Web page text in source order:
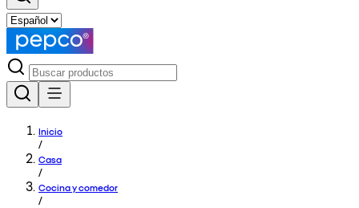
Inicio
/
Casa
/
Cocina y comedor
/